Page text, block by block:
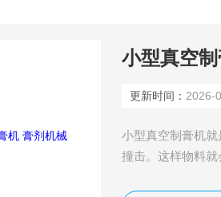
小型真空
更新时间： 2026-
小型真空制膏机
撞击。这样物料